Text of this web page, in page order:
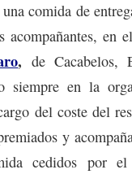
comida de
acompañantes, en
, de
siempre en la
del coste del
y
cedidos por el